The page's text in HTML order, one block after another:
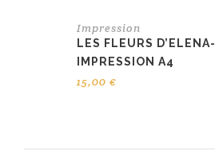
Impression
LES FLEURS D’ELENA-
IMPRESSION A4
15,00 €